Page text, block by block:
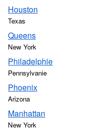
Houston
Texas
Queens
New York
Philadelphie
Pennsylvanie
Phoenix
Arizona
Manhattan
New York